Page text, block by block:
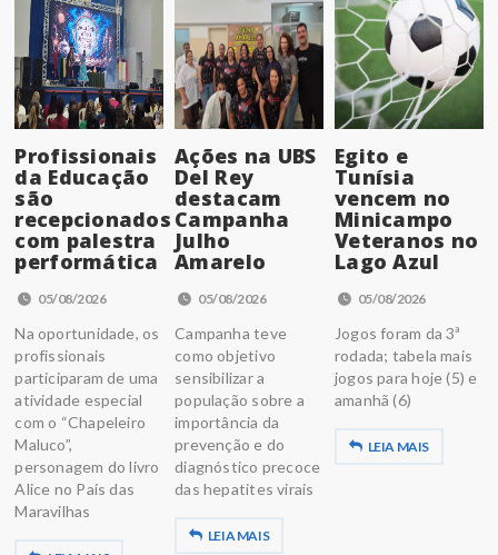
Profissionais
da Educação
são
recepcionados
com palestra
performática
05/08/2026
Na oportunidade, os
profissionais
participaram de uma
atividade especial
com o “Chapeleiro
Maluco”,
personagem do livro
Alice no País das
Maravilhas
Ações na UBS
Del Rey
destacam
Campanha
Julho
Amarelo
05/08/2026
Campanha teve
como objetivo
sensibilizar a
população sobre a
importância da
prevenção e do
diagnóstico precoce
das hepatites virais
LEIA MAIS
Egito e
Tunísia
vencem no
Minicampo
Veteranos no
Lago Azul
05/08/2026
Jogos foram da 3ª
rodada; tabela mais
jogos para hoje (5) e
amanhã (6)
LEIA MAIS